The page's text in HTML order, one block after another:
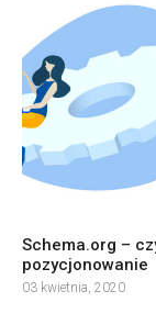
Schema.org –
pozycjonowanie
03 kwietnia, 2020